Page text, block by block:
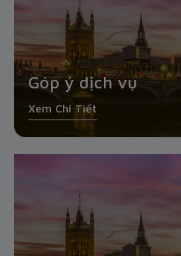
Góp ý dịch vụ
Xem Chi Tiết